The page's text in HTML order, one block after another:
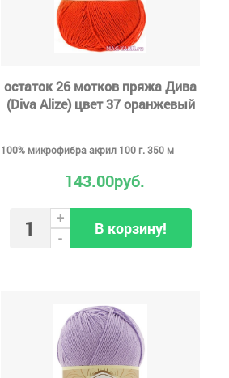
остаток 26 мотков пряжа Дива
(Diva Alize) цвет 37 оранжевый
100% микрофибра акрил 100 г. 350 м
143.00руб.
+
-
В корзину!